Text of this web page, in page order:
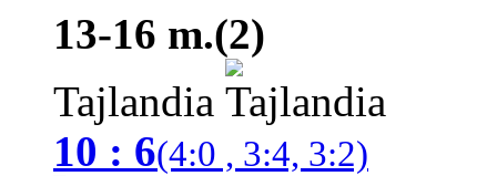
13-16 m.(2)
Tajlandia
10 : 6(4:0 , 3:4, 3:2)